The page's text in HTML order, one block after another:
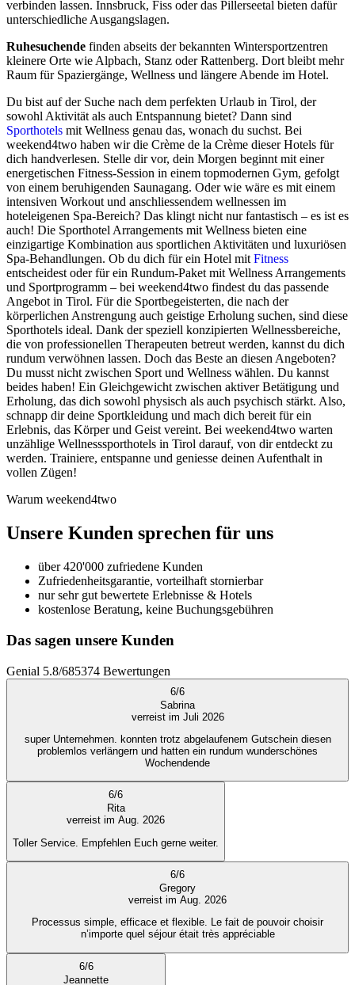
verbinden lassen. Innsbruck, Fiss oder das Pillerseetal bieten dafür
unterschiedliche Ausgangslagen.
Ruhesuchende finden abseits der bekannten Wintersportzentren
kleinere Orte wie Alpbach, Stanz oder Rattenberg. Dort bleibt mehr
Raum für Spaziergänge, Wellness und längere Abende im Hotel.
Du bist auf der Suche nach dem perfekten Urlaub in Tirol, der
sowohl Aktivität als auch Entspannung bietet? Dann sind
Sporthotels mit Wellness genau das, wonach du suchst. Bei
weekend4two haben wir die Crème de la Crème dieser Hotels für
dich handverlesen. Stelle dir vor, dein Morgen beginnt mit einer
energetischen Fitness-Session in einem topmodernen Gym, gefolgt
von einem beruhigenden Saunagang. Oder wie wäre es mit einem
intensiven Workout und anschliessendem wellnessen im
hoteleigenen Spa-Bereich? Das klingt nicht nur fantastisch – es ist es
auch! Die Sporthotel Arrangements mit Wellness bieten eine
einzigartige Kombination aus sportlichen Aktivitäten und luxuriösen
Spa-Behandlungen. Ob du dich für ein Hotel mitFitness
entscheidest oder für ein Rundum-Paket mit Wellness Arrangements
und Sportprogramm – bei weekend4two findest du das passende
Angebot in Tirol. Für die Sportbegeisterten, die nach der
körperlichen Anstrengung auch geistige Erholung suchen, sind diese
Sporthotels ideal. Dank der speziell konzipierten Wellnessbereiche,
die von professionellen Therapeuten betreut werden, kannst du dich
rundum verwöhnen lassen. Doch das Beste an diesen Angeboten?
Du musst nicht zwischen Sport und Wellness wählen. Du kannst
beides haben! Ein Gleichgewicht zwischen aktiver Betätigung und
Erholung, das dich sowohl physisch als auch psychisch stärkt. Also,
schnapp dir deine Sportkleidung und mach dich bereit für ein
Erlebnis, das Körper und Geist vereint. Bei weekend4two warten
unzählige Wellnesssporthotels in Tirol darauf, von dir entdeckt zu
werden. Trainiere, entspanne und geniesse deinen Aufenthalt in
vollen Zügen!
Warum weekend4two
Unsere Kunden sprechen für uns
über 420'000 zufriedene Kunden
Zufriedenheitsgarantie, vorteilhaft stornierbar
nur sehr gut bewertete Erlebnisse & Hotels
kostenlose Beratung, keine Buchungsgebühren
Das sagen unsere Kunden
Genial 5.8/685374 Bewertungen
6/6
Sabrina
verreist im Juli 2026
super Unternehmen. konnten trotz abgelaufenem Gutschein diesen
problemlos verlängern und hatten ein rundum wunderschönes
Wochendende
6/6
Rita
verreist im Aug. 2026
Toller Service. Empfehlen Euch gerne weiter.
6/6
Gregory
verreist im Aug. 2026
Processus simple, efficace et flexible. Le fait de pouvoir choisir
n’importe quel séjour était très appréciable
6/6
Jeannette